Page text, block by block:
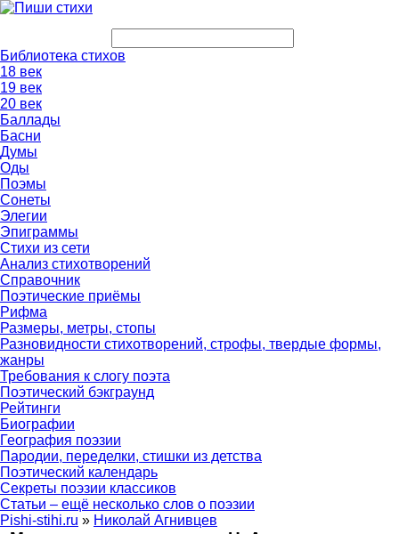
Библиотека стихов
18 век
19 век
20 век
Баллады
Басни
Думы
Оды
Поэмы
Сонеты
Элегии
Эпиграммы
Стихи из сети
Анализ стихотворений
Справочник
Поэтические приёмы
Рифма
Размеры, метры, стопы
Разновидности стихотворений, строфы, твердые формы,
жанры
Требования к слогу поэта
Поэтический бэкграунд
Рейтинги
Биографии
География поэзии
Пародии, переделки, стишки из детства
Поэтический календарь
Секреты поэзии классиков
Статьи – ещё несколько слов о поэзии
Pishi-stihi.ru » Николай Агнивцев